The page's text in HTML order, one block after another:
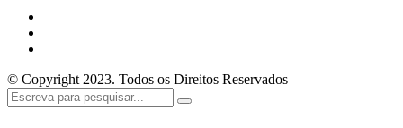
© Copyright 2023. Todos os Direitos Reservados